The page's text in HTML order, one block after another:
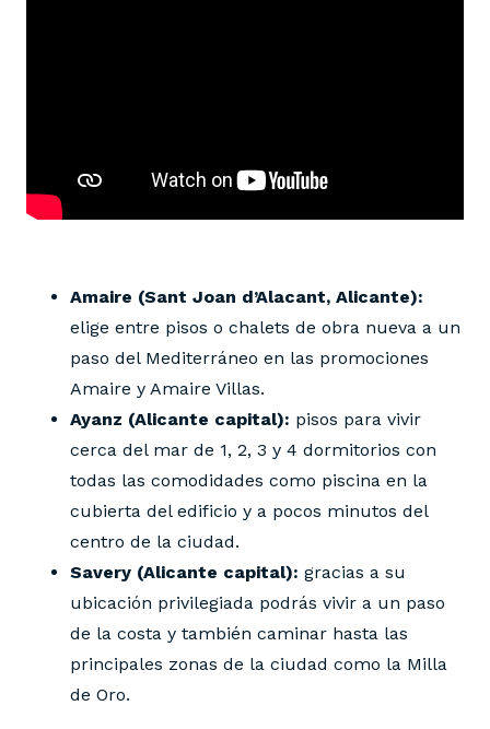
Amaire (Sant Joan d’Alacant, Alicante):
elige entre pisos o chalets de obra nueva a un
paso del Mediterráneo en las promociones
Amaire y Amaire Villas.
Ayanz (Alicante capital): pisos para vivir
cerca del mar de 1, 2, 3 y 4 dormitorios con
todas las comodidades como piscina en la
cubierta del edificio y a pocos minutos del
centro de la ciudad.
Savery (Alicante capital): gracias a su
ubicación privilegiada podrás vivir a un paso
de la costa y también caminar hasta las
principales zonas de la ciudad como la Milla
de Oro.